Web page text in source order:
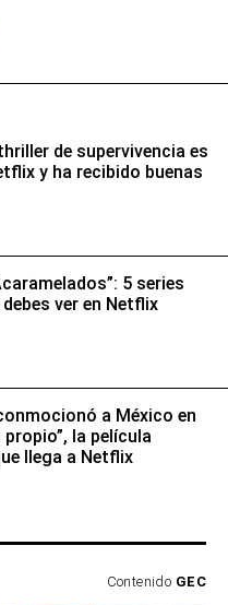
de supervivencia es
y ha recibido buenas
5 series
ver en Netflix
a México en
propio”, la película
llega a Netflix
Contenido GEC